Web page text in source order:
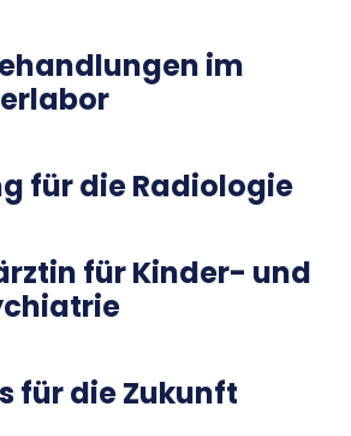
im
für die Radiologie
für Kinder- und
für die Zukunft